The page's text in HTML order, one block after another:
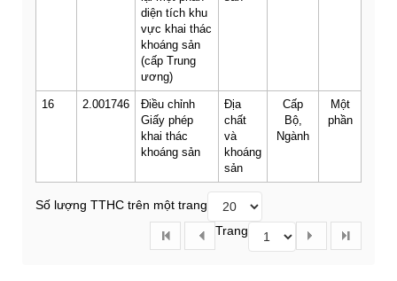
diện tích khu
vực khai thác
khoáng sản
(cấp Trung
ương)
16 2.001746
Điều chỉnh
Giấy phép
khai thác
khoáng sản
Địa
chất
và
khoáng
sản
Cấp
Bộ,
Ngành
Một
phần
Số lượng TTHC trên một trang
Trang